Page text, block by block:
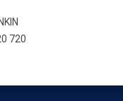
720